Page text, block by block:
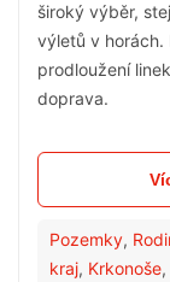
široký výběr,
výletů v horách.
prodloužení
doprava.
Pozemky,
kraj, Krkonoše,